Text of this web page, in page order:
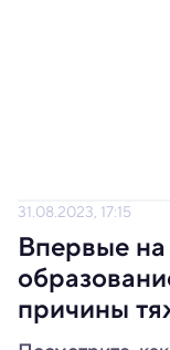
31.08.2023, 17:15
Впервые
причины